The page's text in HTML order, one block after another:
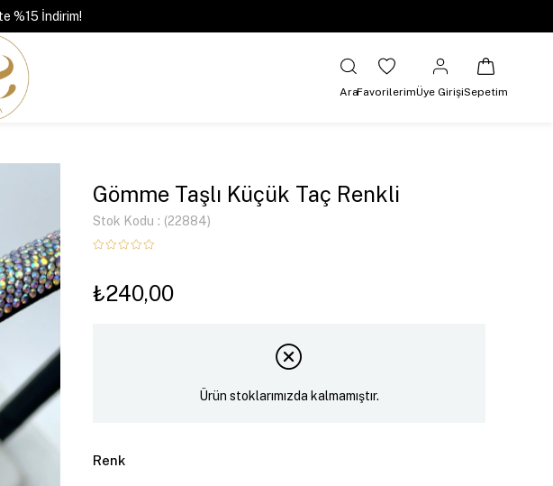
%15 İndirim!
AraFavorilerimÜye GirişiSepetim
Gömme Taşlı Küçük Taç Renkli
Stok Kodu (22884)
₺240,00
Ürün stoklarımızda kalmamıştır.
Renk